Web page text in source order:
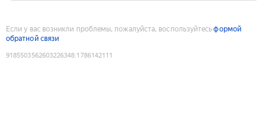
Если у вас возникли проблемы, пожалуйста, воспользуйтесьформой
обратной связи
9185503562603226348:1786142111